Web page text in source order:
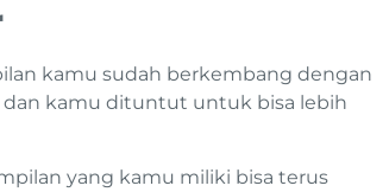
kamu sudah berkembang dengan
dan kamu dituntut untuk bisa lebih
yang kamu miliki bisa terus